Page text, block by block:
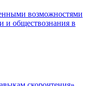
возможностями
и обществознания в